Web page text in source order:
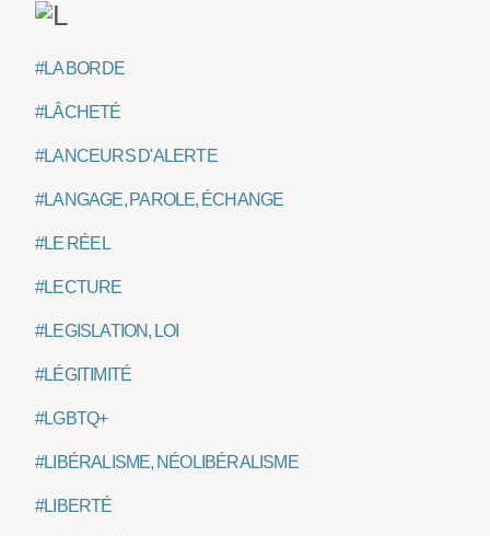
#LA BORDE
#LÂCHETÉ
#LANCEURS D'ALERTE
#LANGAGE, PAROLE, ÉCHANGE
#LE RÉEL
#LECTURE
#LEGISLATION, LOI
#LÉGITIMITÉ
#LGBTQ+
#LIBÉRALISME, NÉOLIBÉRALISME
#LIBERTÉ